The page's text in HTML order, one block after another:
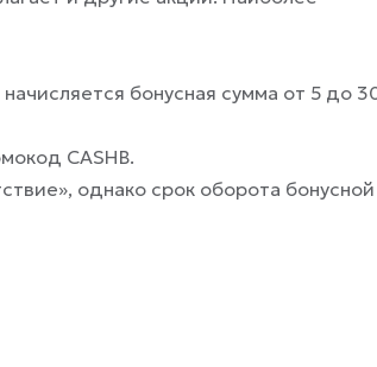
бонусная сумма от 5 до
CASHB.
однако срок оборота бонусной